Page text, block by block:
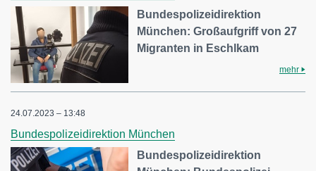
Bundespolizeidirektion
München: Großaufgriff von 27
Migranten in Eschlkam
mehr
24.07.2023 – 13:48
Bundespolizeidirektion München
Bundespolizeidirektion